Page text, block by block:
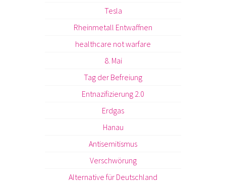
Tesla
Rheinmetall Entwaffnen
healthcare not warfare
8. Mai
Tag der Befreiung
Entnazifizierung 2.0
Erdgas
Hanau
Antisemitismus
Verschwörung
Alternative für Deutschland